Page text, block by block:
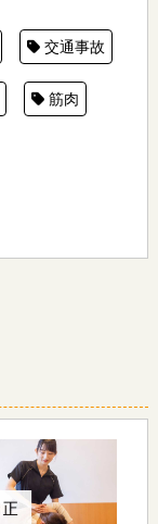
交通事故
筋肉